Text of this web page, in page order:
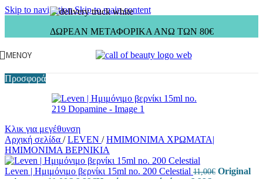
Skip to navigationSkip to main content
ΔΩΡΕΑΝ ΜΕΤΑΦΟΡΙΚΑ ΑΝΩ ΤΩΝ 80€
ΜΕΝΟΎ
Προσφορά
Κλικ για μεγέθυνση
Αρχική σελίδα / LEVEN / ΗΜΙΜΟΝΙΜΑ ΧΡΩΜΑΤΑ|
ΗΜΙΜΟΝΙΜΑ ΒΕΡΝΙΚΙΑ
Leven | Ημιμόνιμο βερνίκι 15ml no. 200 Celestial 11,00€ Original